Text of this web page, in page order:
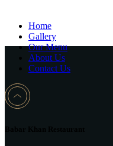
Home
Gallery
Our Menu
About Us
Contact Us